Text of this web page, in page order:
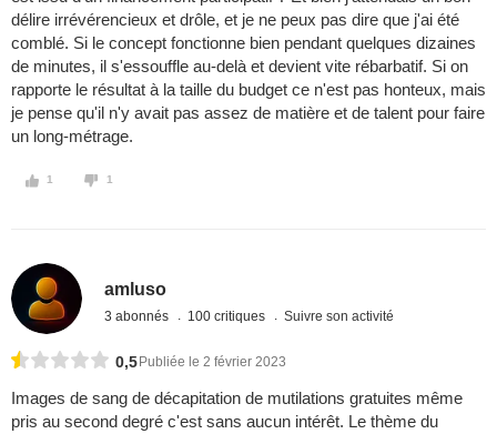
délire irrévérencieux et drôle, et je ne peux pas dire que j'ai été
comblé. Si le concept fonctionne bien pendant quelques dizaines
de minutes, il s'essouffle au-delà et devient vite rébarbatif. Si on
rapporte le résultat à la taille du budget ce n'est pas honteux, mais
je pense qu'il n'y avait pas assez de matière et de talent pour faire
un long-métrage.
1 1
amluso
3 abonnés 100 critiques Suivre son activité
0,5 Publiée le 2 février 2023
Images de sang de décapitation de mutilations gratuites même
pris au second degré c'est sans aucun intérêt. Le thème du